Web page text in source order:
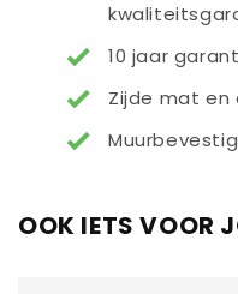
10 jaar
Zijde mat en
OOK IETS VOOR